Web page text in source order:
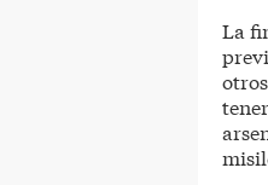
La